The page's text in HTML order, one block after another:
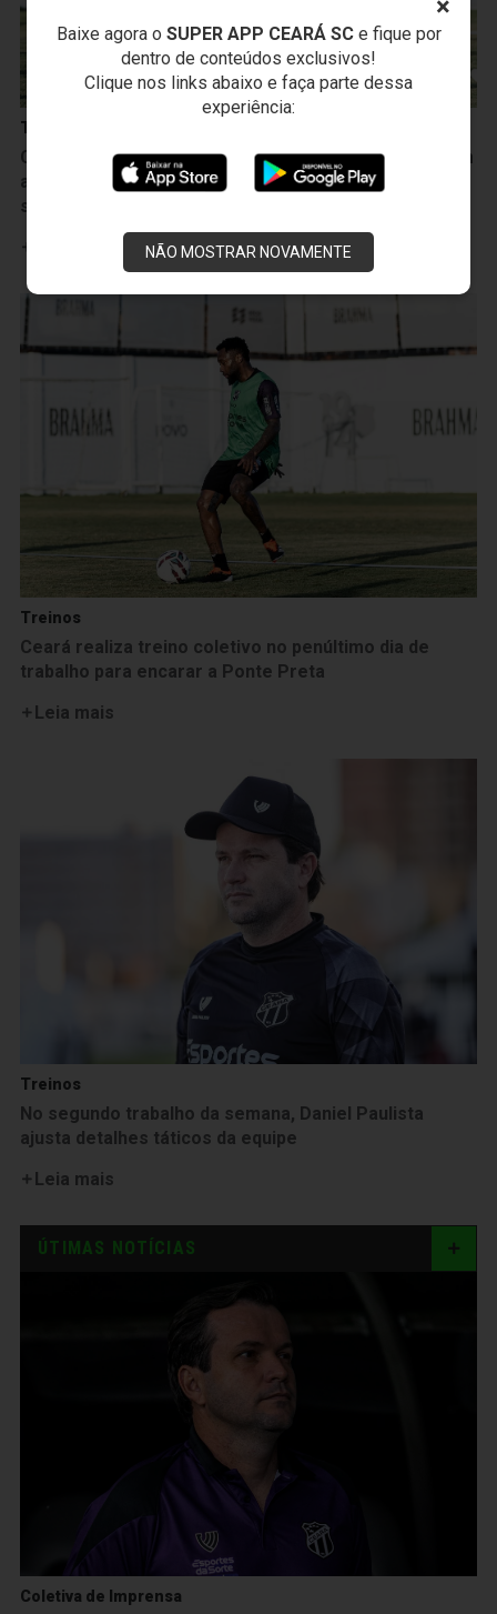
Baixe agora o SUPER APP CEARÁ SCe fique por
dentro de conteúdos exclusivos!
Clique nos links abaixo e faça parte dessa
experiência:
NÃO MOSTRAR NOVAMENTE
Treinos
Ceará realiza sua última atividade antes do duelo com
a Ponte Preta e está pronto para o confronto desta
sexta-feira, 7
Treinos
Ceará realiza treino coletivo no penúltimo dia de
trabalho para encarar a Ponte Preta
Leia mais
Treinos
No segundo trabalho da semana, Daniel Paulista
ajusta detalhes táticos da equipe
Leia mais
ÚTIMAS NOTÍCIAS
Coletiva de Imprensa